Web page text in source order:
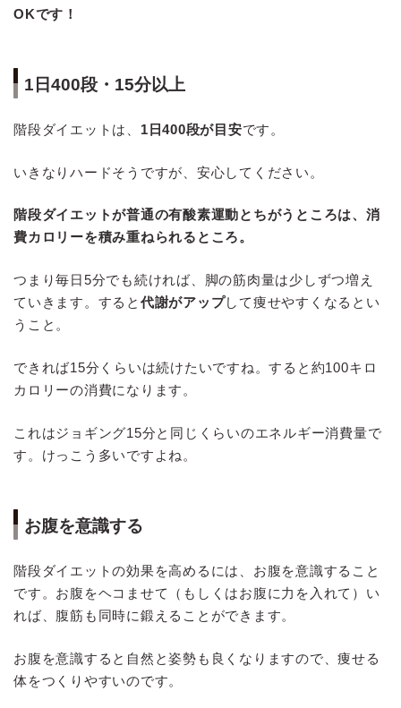
OKです！
1日400段・15分以上
階段ダイエットは、 1日400段が目安です。
いきなりハードそうですが、安心してください。
階段ダイエットが普通の有酸素運動とちがうところは、消
費カロリーを積み重ねられるところ。
つまり毎日5分でも続ければ、脚の筋肉量は少しずつ増え
ていきます。すると 代謝がアップして痩せやすくなるとい
うこと。
できれば15分くらいは続けたいですね。すると約100キロ
カロリーの消費になります。
これはジョギング15分と同じくらいのエネルギー消費量で
す。けっこう多いですよね。
お腹を意識する
階段ダイエットの効果を高めるには、お腹を意識すること
です。お腹をヘコませて（もしくはお腹に力を入れて）い
れば、腹筋も同時に鍛えることができます。
お腹を意識すると自然と姿勢も良くなりますので、痩せる
体をつくりやすいのです。